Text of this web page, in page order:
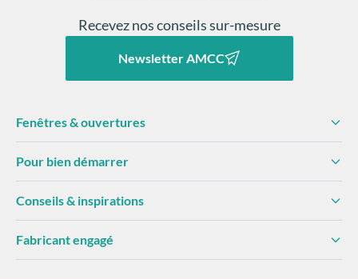
Recevez nos conseils sur-mesure
Newsletter AMCC
Fenêtres & ouvertures
Pour bien démarrer
Conseils & inspirations
Fabricant engagé